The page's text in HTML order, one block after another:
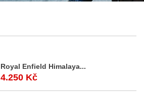
Royal Enfield Himalaya...
4.250 Kč